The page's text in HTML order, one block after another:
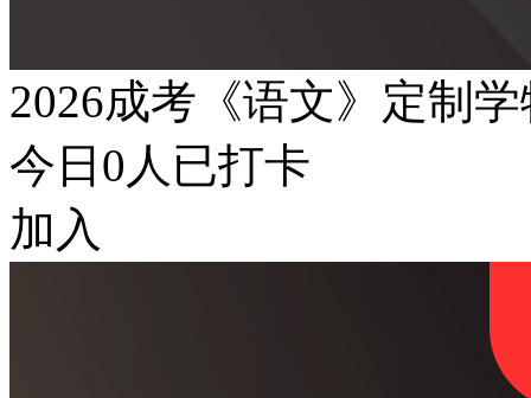
2026成考《语文》定制
今日 0 人已打卡
加入